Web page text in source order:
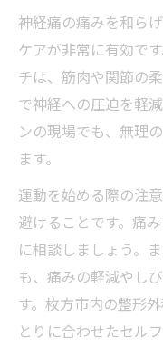
神経痛の痛みを和ら
ケアが非常に有効で
チは、筋肉や関節の
で神経への圧迫を軽
ンの現場でも、無理
ます。
運動を始める際の注
避けることです。痛
に相談しましょう。
も、痛みの軽減やし
す。枚方市内の整形
とりに合わせたセル